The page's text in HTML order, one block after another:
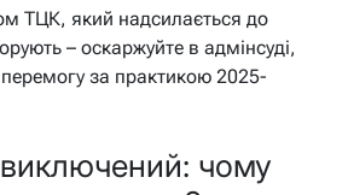
ТЦК, який надсилається до
– оскаржуйте в адмінсуді,
за практикою 2025-
чому